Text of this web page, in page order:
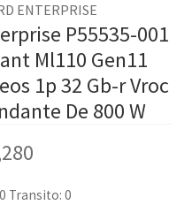
ENTERPRISE
P55535-001
Ml110 Gen11
1p 32 Gb-r Vroc
De 800 W
Transito: 0